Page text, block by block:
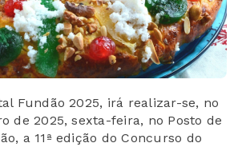
Fundão 2025, irá realizar-se, no
de 2025, sexta-feira, no Posto de
a 11ª edição do Concurso do